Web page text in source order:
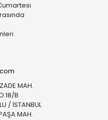
MAH.
B
/ İSTANBUL
MAH.